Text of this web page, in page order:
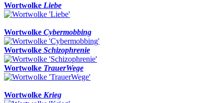
Wortwolke Liebe
Wortwolke Cybermobbing
Wortwolke Schizophrenie
Wortwolke TrauerWege
Wortwolke Krieg